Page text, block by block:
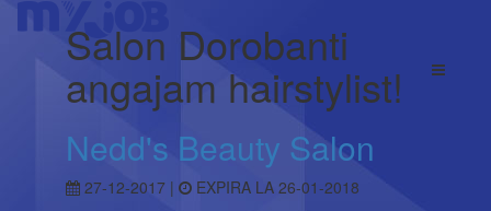
Salon Dorobanti
angajam hairstylist!
Nedd's Beauty Salon
27-12-2017 | EXPIRA LA 26-01-2018